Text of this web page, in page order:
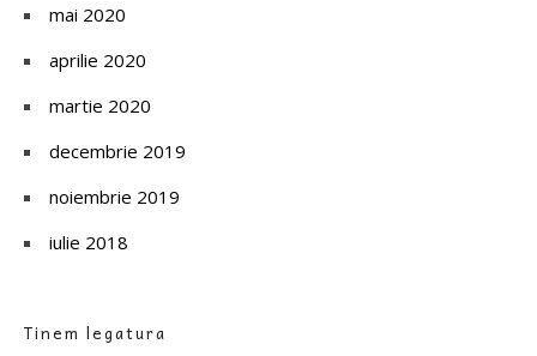
mai 2020
aprilie 2020
martie 2020
decembrie 2019
noiembrie 2019
iulie 2018
Tinem legatura